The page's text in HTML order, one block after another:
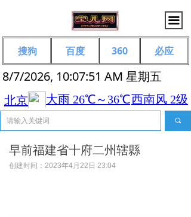
끀
8/7/2026, 10:07:51 AM 星期五
끠
搜狗 百度 360 必应
早前福建省十府二州辖縣
创建时间： 2023年4月22日 23:04